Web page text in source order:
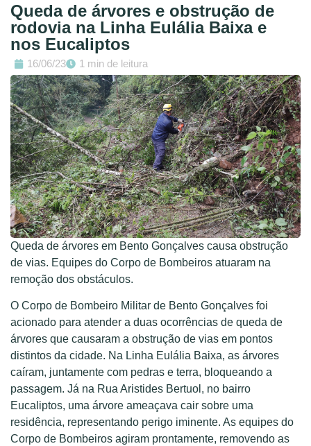
Queda de árvores e obstrução de
rodovia na Linha Eulália Baixa e
nos Eucaliptos
16/06/23 1 min de leitura
Queda de árvores em Bento Gonçalves causa obstrução
de vias. Equipes do Corpo de Bombeiros atuaram na
remoção dos obstáculos.
O Corpo de Bombeiro Militar de Bento Gonçalves foi
acionado para atender a duas ocorrências de queda de
árvores que causaram a obstrução de vias em pontos
distintos da cidade. Na Linha Eulália Baixa, as árvores
caíram, juntamente com pedras e terra, bloqueando a
passagem. Já na Rua Aristides Bertuol, no bairro
Eucaliptos, uma árvore ameaçava cair sobre uma
residência, representando perigo iminente. As equipes do
Corpo de Bombeiros agiram prontamente, removendo as